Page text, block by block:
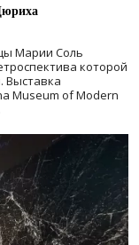
Марии Соль
которой
Выставка
Museum of Modern